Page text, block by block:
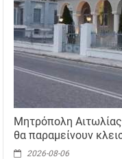
Μητρόπολη
θα παραμείνουν
2026-08-06